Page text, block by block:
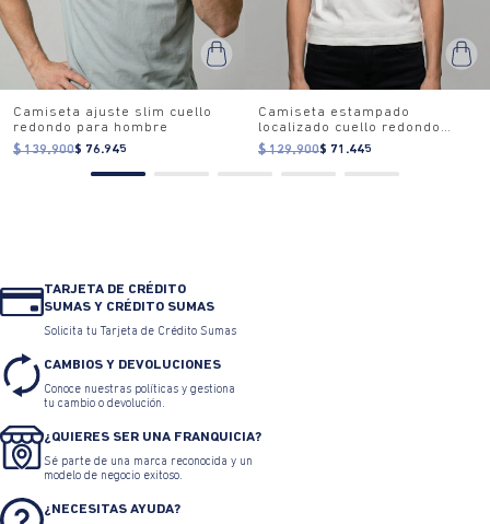
Camiseta ajuste slim cuello
redondo para hombre
$ 139.900$ 76.945
Camiseta estampado
localizado cuello redondo
para mujer
$ 129.900$ 71.445
TARJETA DE CRÉDITO
SUMAS Y CRÉDITO SUMAS
Solicita tu Tarjeta de Crédito Sumas
CAMBIOS Y DEVOLUCIONES
Conoce nuestras políticas y gestiona
tu cambio o devolución.
¿QUIERES SER UNA FRANQUICIA?
Sé parte de una marca reconocida y un
modelo de negocio exitoso.
¿NECESITAS AYUDA?